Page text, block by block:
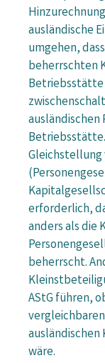
ausländische
umgehen,
beherrschten
Betriebsstätte
erforderlich,
anders als die
beherrscht.
AStG führen,
wäre.